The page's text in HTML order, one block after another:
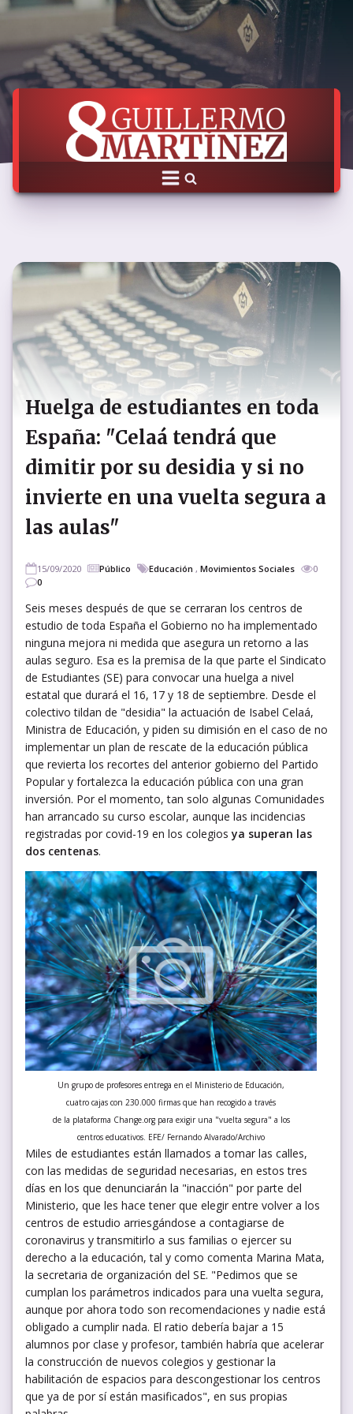
Huelga de estudiantes en toda
España: "Celaá tendrá que
dimitir por su desidia y si no
invierte en una vuelta segura a
las aulas"
15/09/2020 Público Educación , Movimientos Sociales
0
0
Seis meses después de que se cerraran los centros de
estudio de toda España el Gobierno no ha implementado
ninguna mejora ni medida que asegura un retorno a las
aulas seguro. Esa es la premisa de la que parte el Sindicato
de Estudiantes (SE) para convocar una huelga a nivel
estatal que durará el 16, 17 y 18 de septiembre. Desde el
colectivo tildan de "desidia" la actuación de Isabel Celaá,
Ministra de Educación, y piden su dimisión en el caso de no
implementar un plan de rescate de la educación pública
que revierta los recortes del anterior gobierno del Partido
Popular y fortalezca la educación pública con una gran
inversión. Por el momento, tan solo algunas Comunidades
han arrancado su curso escolar, aunque las incidencias
registradas por covid-19 en los colegiosya superan las
dos centenas.
Un grupo de profesores entrega en el Ministerio de Educación,
cuatro cajas con 230.000 firmas que han recogido a través
de la plataforma Change.org para exigir una "vuelta segura" a los
centros educativos. EFE/ Fernando Alvarado/Archivo
Miles de estudiantes están llamados a tomar las calles,
con las medidas de seguridad necesarias, en estos tres
días en los que denunciarán la "inacción" por parte del
Ministerio, que les hace tener que elegir entre volver a los
centros de estudio arriesgándose a contagiarse de
coronavirus y transmitirlo a sus familias o ejercer su
derecho a la educación, tal y como comenta Marina Mata,
la secretaria de organización del SE. "Pedimos que se
cumplan los parámetros indicados para una vuelta segura,
aunque por ahora todo son recomendaciones y nadie está
obligado a cumplir nada. El ratio debería bajar a 15
alumnos por clase y profesor, también habría que acelerar
la construcción de nuevos colegios y gestionar la
habilitación de espacios para descongestionar los centros
que ya de por sí están masificados", en sus propias